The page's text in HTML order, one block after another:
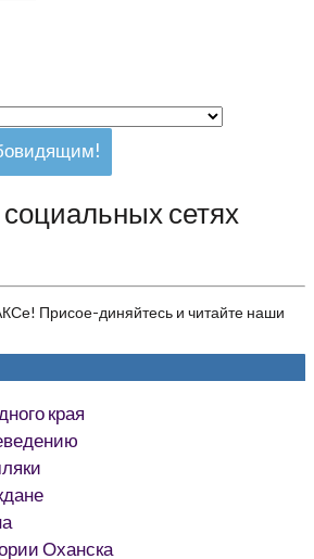
сетях
Присое-диняйтесь и читайте наши
края
Оханска